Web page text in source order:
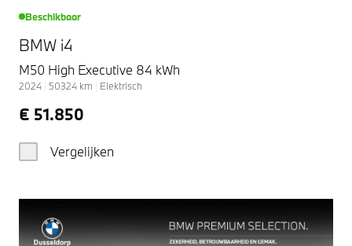
Beschikbaar
BMW i4
M50 High Executive 84 kWh
2024 50324 km Elektrisch
€ 51.850
Vergelijken